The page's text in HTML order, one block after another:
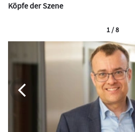
Köpfe der Szene
1 / 8